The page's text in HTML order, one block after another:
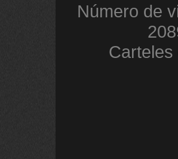
Número de